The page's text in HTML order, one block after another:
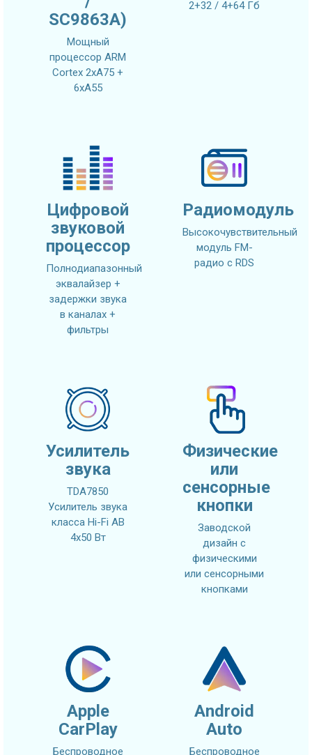
SC9863A)
Мощный
процессор ARM
Cortex 2xA75 +
6xA55
2+32 / 4+64 Гб
Цифровой
звуковой
процессор
Полнодиапазонный
эквалайзер +
задержки звука
в каналах +
фильтры
Радиомодуль
Высокочувствительный
модуль FM-
радио с RDS
Усилитель
звука
TDA7850
Усилитель звука
класса Hi-Fi AB
4x50 Вт
Физические
или
сенсорные
кнопки
Заводской
дизайн с
физическими
или сенсорными
кнопками
Apple
CarPlay
Беспроводное
Android
Auto
Беспроводное